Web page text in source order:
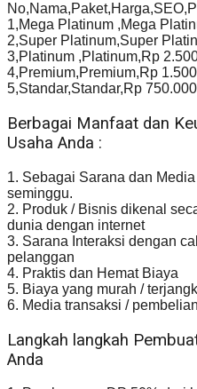
1,Mega Platinum ,Mega
2,Super Platinum,Super
3,Platinum ,Platinum,Rp
4,Premium,Premium,Rp
5,Standar,Standar,Rp
Berbagai Manfaat dan
Usaha Anda :
1. Sebagai Sarana dan
seminggu.
2. Produk / Bisnis dikenal
dunia dengan internet
3. Sarana Interaksi dengan
pelanggan
4. Praktis dan Hemat Biaya
5. Biaya yang murah /
6. Media transaksi /
Langkah langkah
Anda